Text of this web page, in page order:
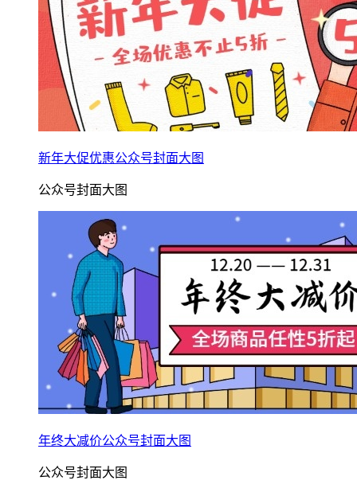
新年大促优惠公众号封面大图
公众号封面大图
年终大减价公众号封面大图
公众号封面大图